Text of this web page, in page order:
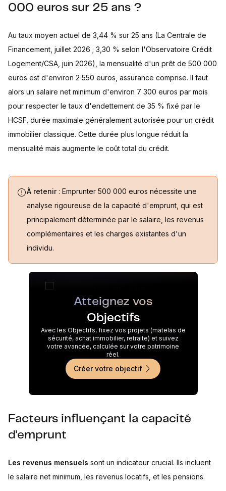
000 euros sur 25 ans ?
Au taux moyen actuel de 3,44 % sur 25 ans (La Centrale de
Financement, juillet 2026 ; 3,30 % selon l'Observatoire Crédit
Logement/CSA, juin 2026), la mensualité d'un prêt de 500 000
euros est d'environ 2 550 euros, assurance comprise. Il faut
alors un salaire net minimum d'environ 7 300 euros par mois
pour respecter le taux d'endettement de 35 % fixé par le
HCSF, durée maximale généralement autorisée pour un crédit
immobilier classique. Cette durée plus longue réduit la
mensualité mais augmente le coût total du crédit.
À retenir : Emprunter 500 000 euros nécessite une
analyse rigoureuse de la capacité d'emprunt, qui est
principalement déterminée par le salaire, les revenus
complémentaires et les charges existantes d'un
individu.
Atteignez vos
Objectifs
Avec les Objectifs, fixez vos projets (matelas de
sécurité, achat immobilier, retraite) et suivez
votre avancée, calculée sur votre patrimoine
réel.
Créer votre objectif
Facteurs influençant la capacité
d'emprunt
Les revenus mensuels sont un indicateur crucial. Ils incluent
le salaire net minimum, les revenus locatifs, et les pensions.